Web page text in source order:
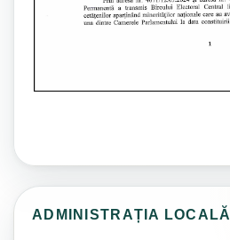
ADMINISTRAȚIA LOCALĂ